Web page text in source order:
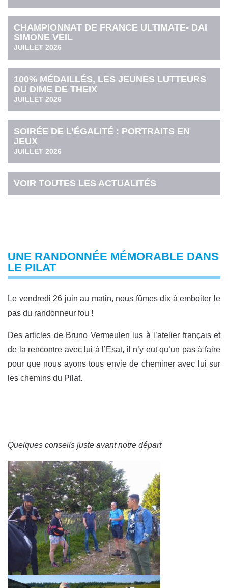
CHAMPIONNAT DE FRANCE ULTIMATE- DAI
SIMONE VEIL
JUILLET 2026
100% MÉDAILLÉS, LES JEUNES LUTTEURS
DU DIME DE THEIX
JUILLET 2026
SOIRÉE DE L’ÉGALITÉ : PORTRAITS EN
JEUX
JUILLET 2026
VOIR TOUTES LES ACTUALITÉS
UNE RANDONNÉE MÉMORABLE DANS
LE PILAT
Le vendredi 26 juin au matin, nous fûmes dix à emboiter le
pas du randonneur fou !
Des articles de Bruno Vermeulen lus à l’atelier français et
de la rencontre avec lui à l’Esat, il n’y eut qu’un pas à faire
pour que nous ayons tous envie de cheminer avec lui sur
les chemins du Pilat.
Quelques conseils juste avant notre départ